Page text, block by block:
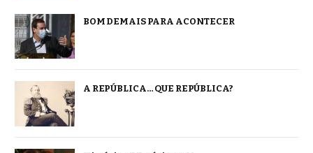
BOM DEMAIS PARA ACONTECER
A REPÚBLICA… QUE REPÚBLICA?